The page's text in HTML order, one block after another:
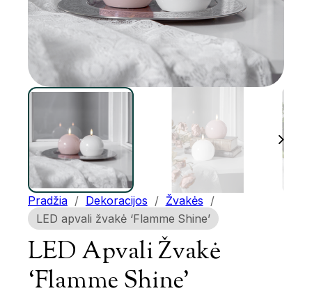
Pradžia / Dekoracijos / Žvakės /
LED apvali žvakė ‘Flamme Shine’
LED Apvali Žvakė
‘Flamme Shine’